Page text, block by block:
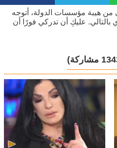
هيبة مؤسسات الدولة، أتوجه
بالتالي. عليكِ أن تدركي فورًا أن